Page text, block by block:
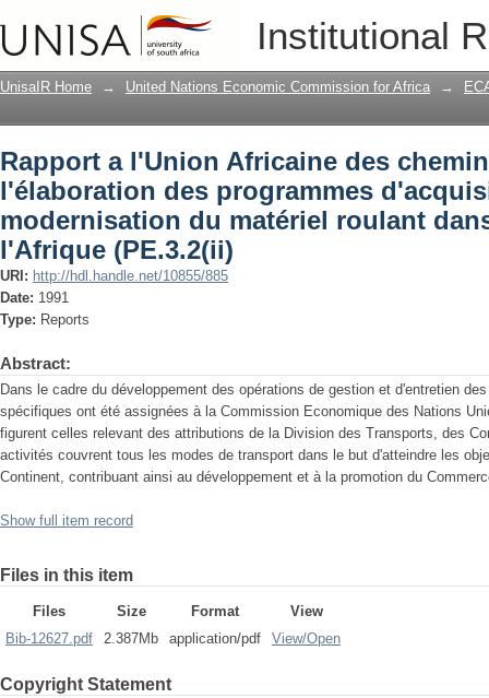
Institutional
Rapport a l'Union Africaine des
d'acquisition et de modernisation du
(PE.3.2(ii)
UnisaIR Home → United Nations Economic Commission for Africa →
Rapport a l'Union Africaine des
l'élaboration des programmes
modernisation du matériel roulant
l'Afrique (PE.3.2(ii)
URI: http://hdl.handle.net/10855/885
Date: 1991
Type: Reports
Abstract:
Dans le cadre du développement des opérations de gestion et d'entretien
spécifiques ont été assignées à la Commission Economique des Nations
figurent celles relevant des attributions de la Division des Transports, des
activités couvrent tous les modes de transport dans le but d'atteindre les
Continent, contribuant ainsi au développement et à la promotion du
Show full item record
Files in this item
Files Size Format
View
Bib-12627.pdf
2.387Mb application/pdf View/Open
Copyright Statement